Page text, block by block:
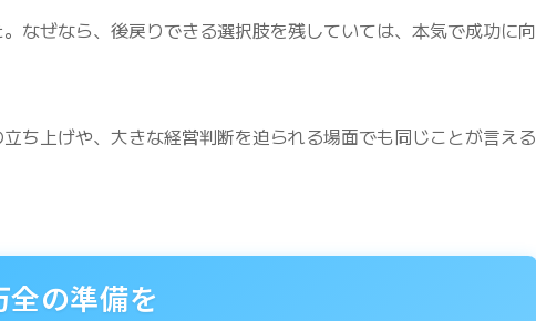
なぜなら、後戻りできる選択肢を残していては、本気で成功に向
ち上げや、大きな経営判断を迫られる場面でも同じことが言える
の準備を